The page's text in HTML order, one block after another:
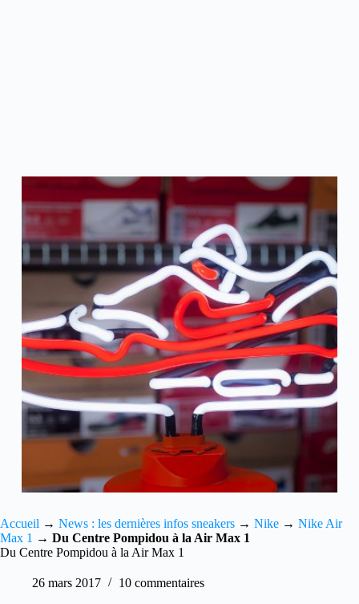
Accueil → News : les dernières infos sneakers → Nike → Nike Air
Max 1 → Du Centre Pompidou à la Air Max 1
Du Centre Pompidou à la Air Max 1
26 mars 2017 10 commentaires